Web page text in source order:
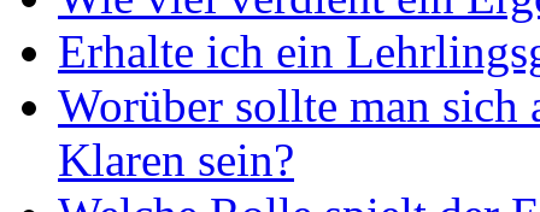
Erhalte ich ein
Worüber sollte man sich
Klaren sein?